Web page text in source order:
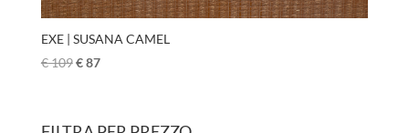
EXE | SUSANA CAMEL
€109€87